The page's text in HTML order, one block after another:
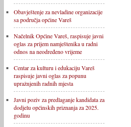
Obavještenje za nevladine organizacije
sa područja općine Vareš
Načelnik Općine Vareš, raspisuje javni
oglas za prijem namještenika u radni
odnos na neodređeno vrijeme
Centar za kulturu i edukaciju Vareš
raspisuje javni oglas za popunu
upražnjenih radnih mjesta
Javni poziv za predlaganje kandidata za
dodjelu općinskih priznanja za 2025.
godinu